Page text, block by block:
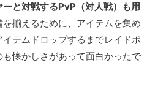
と対戦するPvP（対人戦）も用
揃えるために、アイテムを集め
テムドロップするまでレイドボ
懐かしさがあって面白かったで